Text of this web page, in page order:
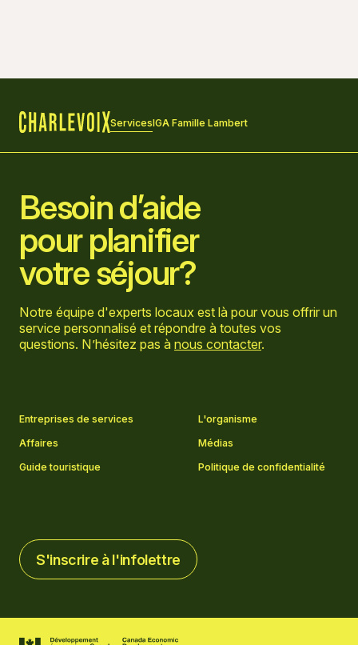
ServicesIGA Famille Lambert
Besoin d’aide
pour planifier
votre séjour?
Notre équipe d'experts locaux est là pour vous offrir un
service personnalisé et répondre à toutes vos
questions. N’hésitez pas à nous contacter.
Entreprises de services
L'organisme
Affaires
Médias
Guide touristique
Politique de confidentialité
S'inscrire à l'infolettre
S'inscrire à l'infolettre